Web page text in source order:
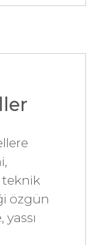
teknik
özgün
yassı